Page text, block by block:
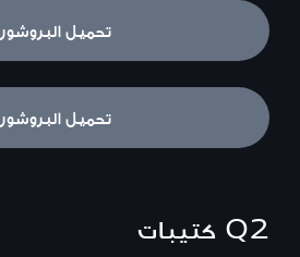
تحميل البروشور
تحميل البروشور
Q2 كتيبات Q2